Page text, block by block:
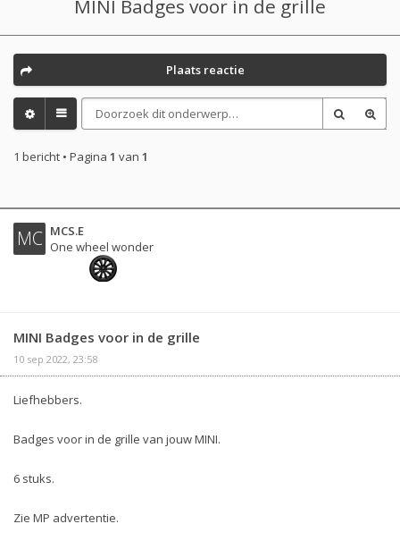
MINI Badges voor in de grille
Plaats reactie
1 bericht • Pagina 1 van 1
MC MCS.E
One wheel wonder
MINI Badges voor in de grille
10 sep 2022, 23:58
Liefhebbers.
Badges voor in de grille van jouw MINI.
6 stuks.
Zie MP advertentie.